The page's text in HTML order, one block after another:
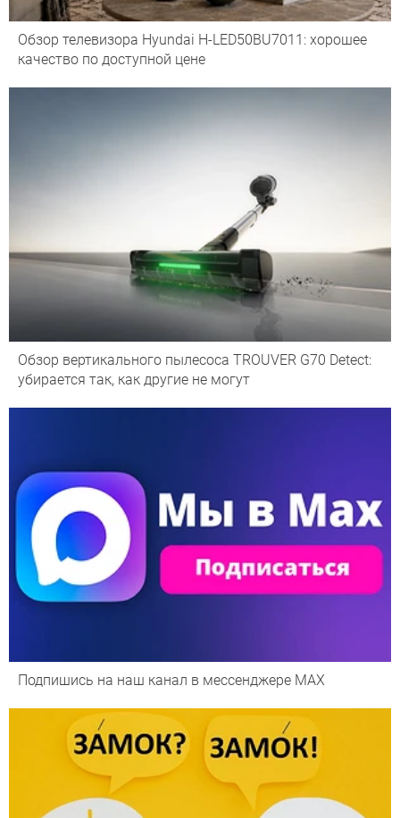
Обзор телевизора Hyundai H-LED50BU7011: хорошее
качество по доступной цене
Обзор вертикального пылесоса TROUVER G70 Detect:
убирается так, как другие не могут
Подпишись на наш канал в мессенджере МАХ